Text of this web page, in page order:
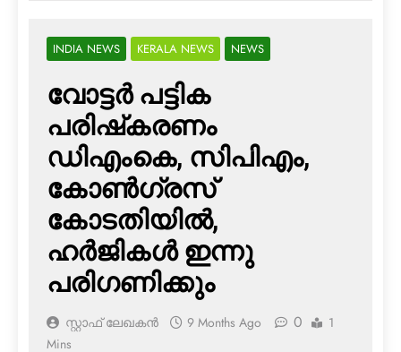
INDIA NEWS KERALA NEWS NEWS
വോട്ടര്‍ പട്ടിക
പരിഷ്‌കരണം
ഡിഎംകെ, സിപിഎം,
കോണ്‍ഗ്രസ്
കോടതിയില്‍,
ഹര്‍ജികള്‍ ഇന്നു
പരിഗണിക്കും
സ്റ്റാഫ് ലേഖകൻ 9 Months Ago 0
1
Mins